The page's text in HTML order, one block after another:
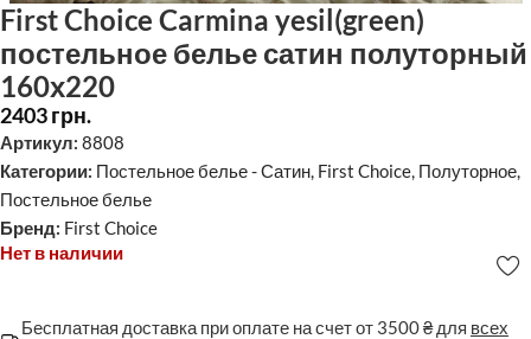
First Choice Carmina yesil(green)
постельное белье сатин полуторный
160х220
2403грн.
Артикул: 8808
Категории: Постельное белье - Сатин First Choice Полуторное
Постельное белье
Бренд: First Choice
Нет в наличии
Бесплатная доставка при оплате на счет от 3500 ₴ для всех